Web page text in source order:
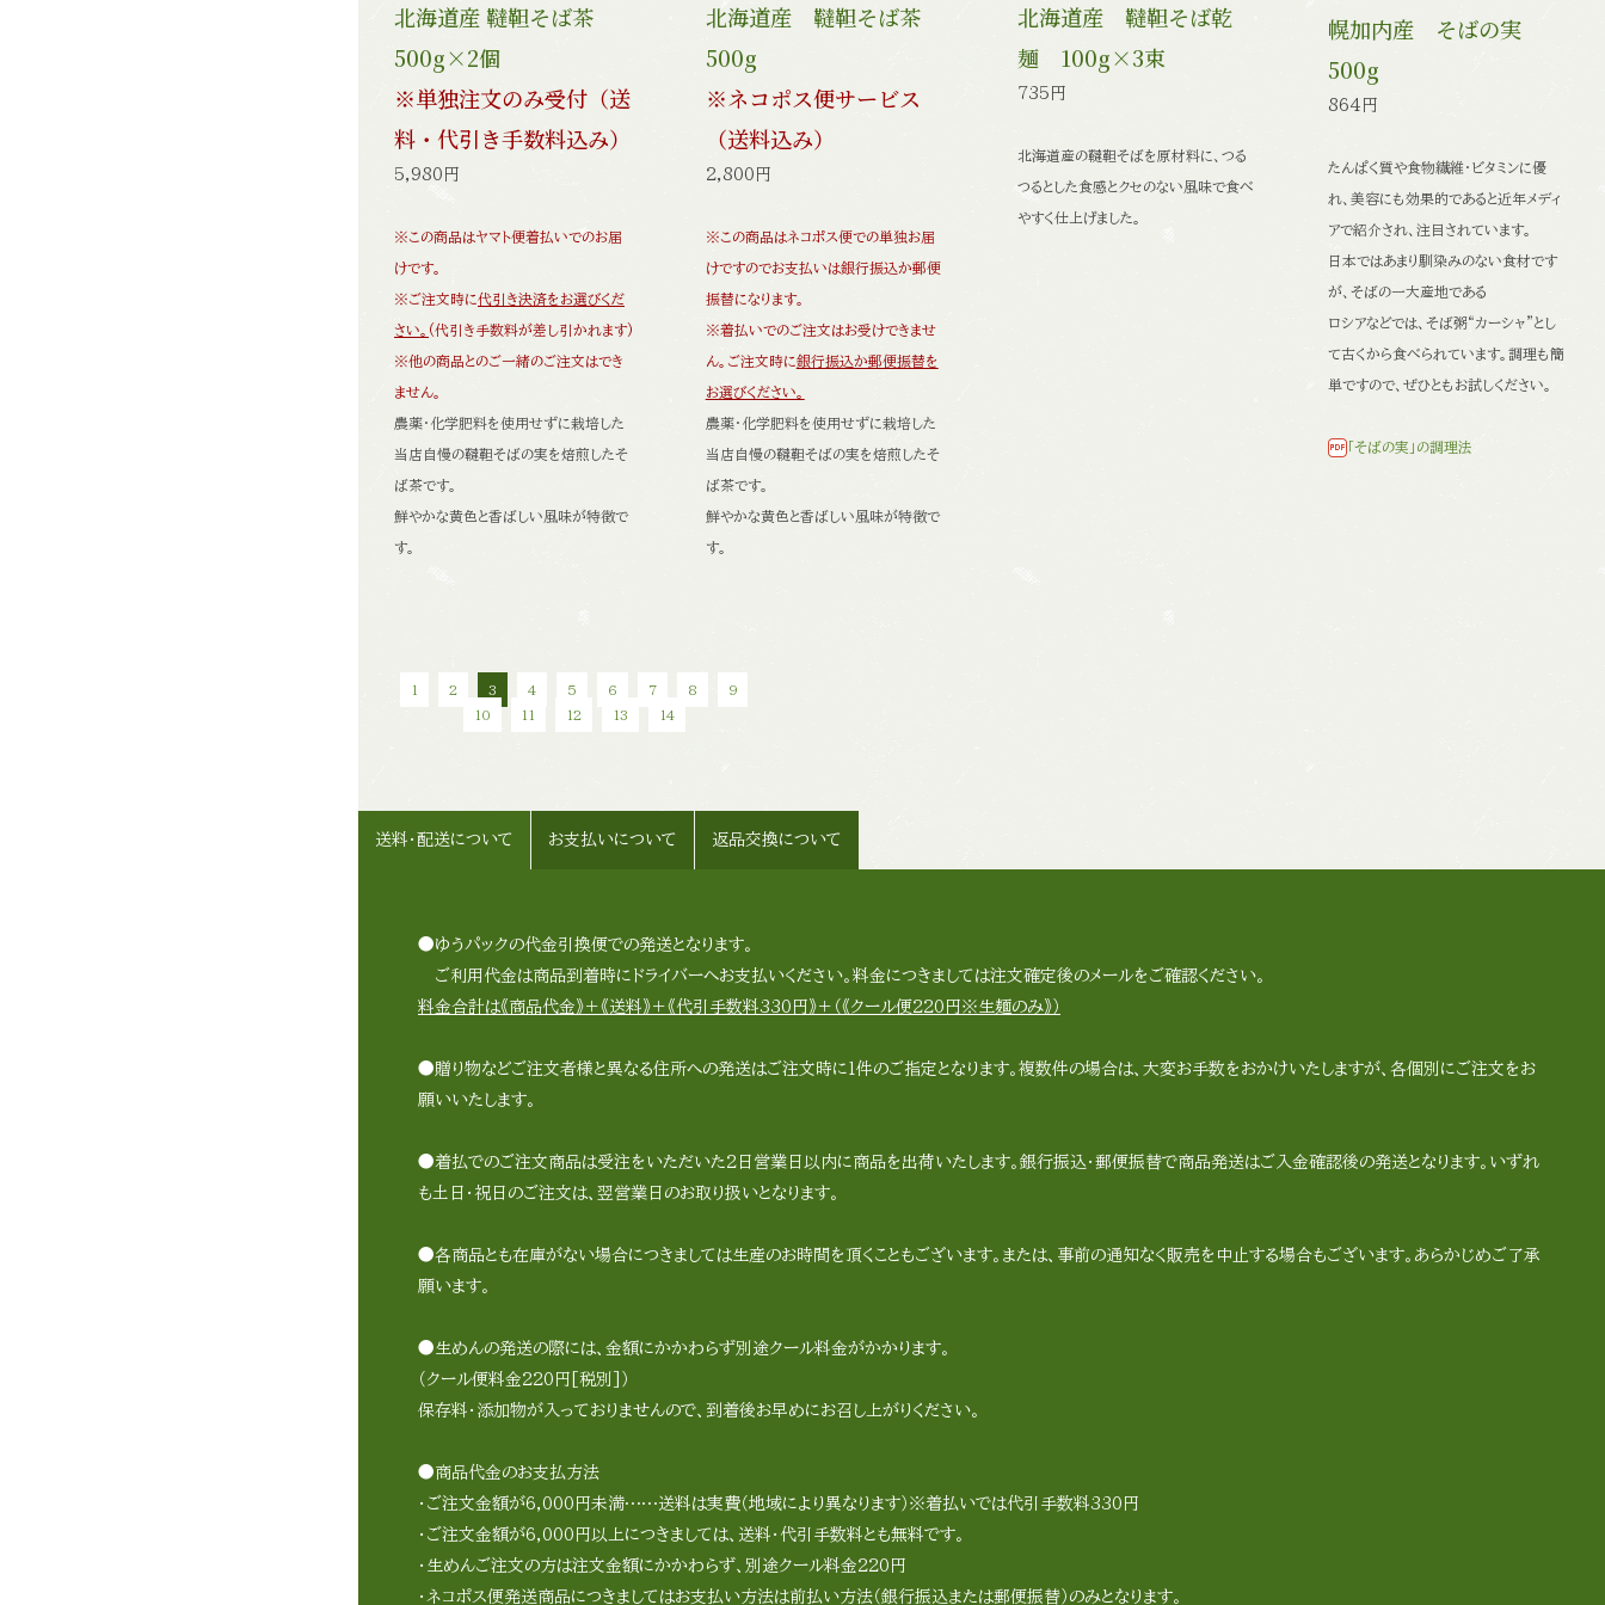
北海道産 韃靼そば茶
500g×2個
※単独注文のみ受付（送
料・代引き手数料込み）
5,980円
※この商品はヤマト便着払いでのお届
けです。
※ご注文時に代引き決済をお選びくだ
さい。 (代引き手数料が差し引かれます)
※他の商品とのご一緒のご注文はでき
ません。
農薬・化学肥料を使用せずに栽培した
当店自慢の韃靼そばの実を焙煎したそ
ば茶です。
鮮やかな黄色と香ばしい風味が特徴で
す。
北海道産 韃靼そば茶
500g
※ネコポス便サービス
（送料込み）
2,800円
※この商品はネコポス便での単独お届
けですのでお支払いは銀行振込か郵便
振替になります。
※着払いでのご注文はお受けできませ
ん。ご注文時に銀行振込か郵便振替を
お選びください。
農薬・化学肥料を使用せずに栽培した
当店自慢の韃靼そばの実を焙煎したそ
ば茶です。
鮮やかな黄色と香ばしい風味が特徴で
す。
北海道産 韃靼そば乾
麺 100g×3束
735円
北海道産の韃靼そばを原材料に、つる
つるとした食感とクセのない風味で食べ
やすく仕上げました。
幌加内産 そばの実
500g
864円
たんぱく質や食物繊維・ビタミンに優
れ、美容にも効果的であると近年メディ
アで紹介され、注目されています。
日本ではあまり馴染みのない食材です
が、そばの一大産地である
ロシアなどでは、そば粥“カーシャ”とし
て古くから食べられています。調理も簡
単ですので、ぜひともお試しください。
「そばの実」の調理法
1 2 3 4 5 6 7 8
9
10
11 12 13 14
送料・配送について お支払いについて 返品交換について
●ゆうパックの代金引換便での発送となります。
ご利用代金は商品到着時にドライバーへお支払いください。料金につきましては注文確定後のメールをご確認ください。
料金合計は《商品代金》＋《送料》＋《代引手数料330円》＋（《クール便220円※生麺のみ》）
●贈り物などご注文者様と異なる住所への発送はご注文時に1件のご指定となります。複数件の場合は、大変お手数をおかけいたしますが、各個別にご注文をお
願いいたします。
●着払でのご注文商品は受注をいただいた2日営業日以内に商品を出荷いたします。銀行振込・郵便振替で商品発送はご入金確認後の発送となります。いずれ
も土日・祝日のご注文は、翌営業日のお取り扱いとなります。
●各商品とも在庫がない場合につきましては生産のお時間を頂くこともございます。または、事前の通知なく販売を中止する場合もございます。あらかじめご了承
願います。
●生めんの発送の際には、金額にかかわらず別途クール料金がかかります。
（クール便料金220円[税別]）
保存料・添加物が入っておりませんので、到着後お早めにお召し上がりください。
●商品代金のお支払方法
・ご注文金額が6,000円未満……送料は実費（地域により異なります）※着払いでは代引手数料330円
・ご注文金額が6,000円以上につきましては、送料・代引手数料とも無料です。
・生めんご注文の方は注文金額にかかわらず、別途クール料金220円
・ネコポス便発送商品につきましてはお支払い方法は前払い方法（銀行振込または郵便振替）のみとなります。